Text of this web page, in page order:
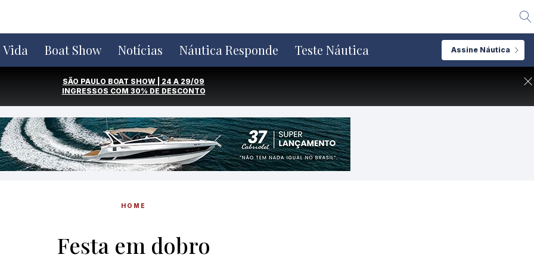
Boat Show Notícias Náutica Responde Teste Náutica Assine Náutica
SÃO PAULO BOAT SHOW | 24 A 29/09
INGRESSOS COM 30% DE DESCONTO
HOME
Festa em dobro